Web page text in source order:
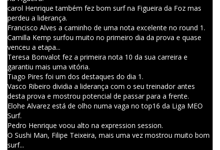
carol Henrique também fez bom surf na Figueira da Foz mas
perdeu a liderança.
Francisco Alves a caminho de uma nota excelente no round 1.
Camilla Kemp surfou muito no primeiro dia da prova e quase
venceu a etapa...
Teresa Bonvalot fez a primeira nota 10 da sua carreira e
garantiu mais uma vitória.
Tiago Pires foi um dos destaques do dia 1.
Vasco Ribeiro dividia a liderança com o seu treinador antes
desta prova e mostrou potencial de passar para a frente.
Elohe Alvarez está de olho numa vaga no top16 da Liga MEO
Surf.
Pedro Henrique voou alto na expression session.
O Sushi Man, Filipe Teixeira, mais uma vez mostrou muito bom
surf...